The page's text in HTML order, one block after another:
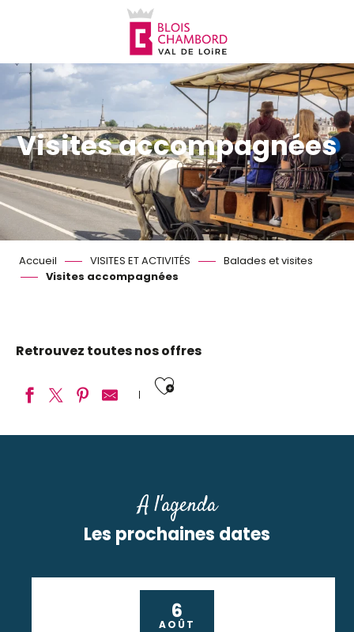
principal
Visites accompagnées
Accueil VISITES ET ACTIVITÉS
Balades et visites
Visites accompagnées
Retrouvez toutes nos offres
Ajouter aux
Les Attelages du château
Les visites guidées de Blois - Ville d’Art et d’Histoire
Trott'in Loire
Bérénice Tarcher - Visites guidées en Val de Loire
Marjolène Griveau - Guide conférencière
A l'agenda
Les prochaines dates
6
AOÛT